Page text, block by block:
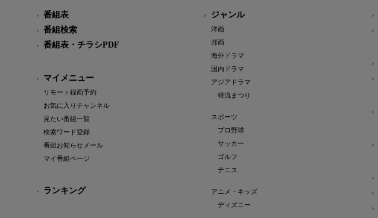
番組表
番組検索
番組表・チラシPDF
マイメニュー
リモート録画予約
お気に入りチャンネル
見たい番組一覧
検索ワード登録
番組お知らせメール
マイ番組ページ
ランキング
ジャンル
洋画
邦画
海外ドラマ
国内ドラマ
アジアドラマ
韓流まつり
スポーツ
プロ野球
サッカー
ゴルフ
テニス
アニメ・キッズ
ディズニー